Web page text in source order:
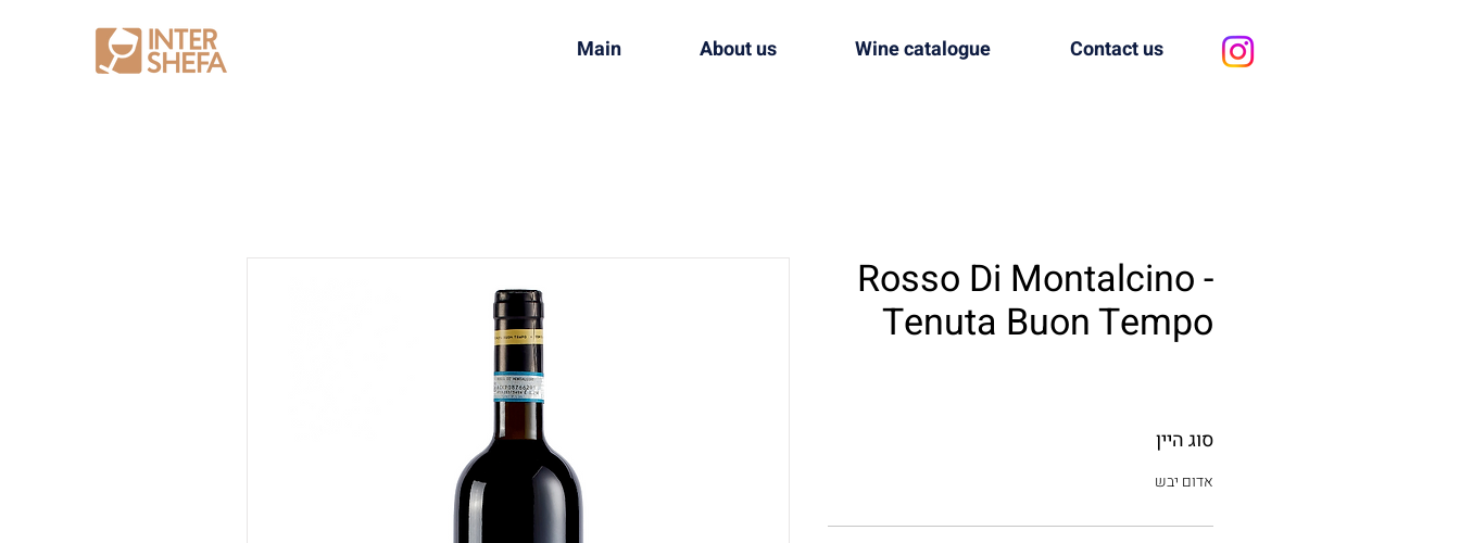
Contact us
Wine catalogue
About us
Main
Rosso Di Montalcino -
Tenuta Buon Tempo
סוג היין
אדום יבש